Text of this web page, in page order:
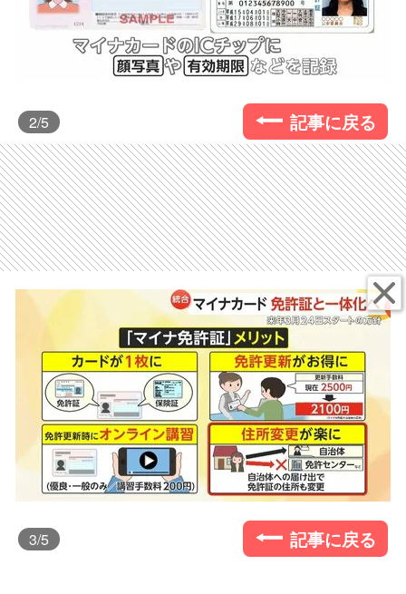
2/5 記事に戻る
3/5 記事に戻る